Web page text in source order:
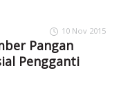
10 Nov 2015
Pangan
Pengganti